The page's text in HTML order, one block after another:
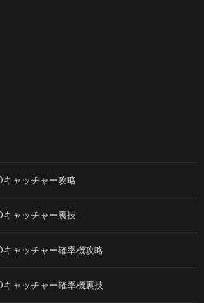
キャッチャー攻略
キャッチャー裏技
ャッチャー確率機攻略
キャッチャー確率機裏技